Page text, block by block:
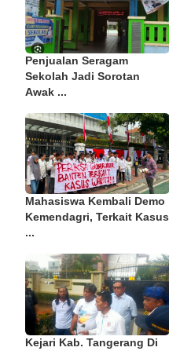
Penjualan Seragam
Sekolah Jadi Sorotan
Awak ...
Mahasiswa Kembali Demo
Kemendagri, Terkait Kasus
...
Kejari Kab. Tangerang Di